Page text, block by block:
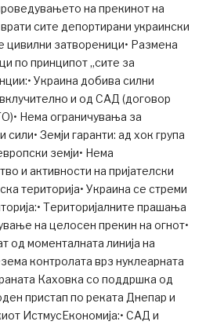
на прекинот на
сите депортирани украински
цивилни затвореници• Размена
по принципот „сите за
Украина добива силни
и од САД (договор
Нема ограничувања за
Земји гаранти: ад хок група
земји• Нема
и активности на пријателски
територија• Украина се стреми
Територијалните прашања
на целосен прекин на огнот•
од моменталната линија на
контролата врз нуклеарната
Каховка со поддршка од
пристап по реката Днепар и
ИстмусЕкономија:• САД и